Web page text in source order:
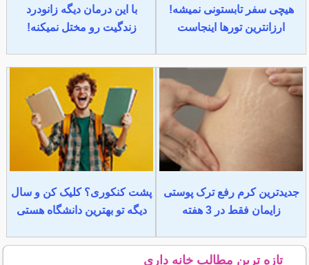
هیچی سفر تابستونی نمیشه!
ارزانترین تورها اینجاست
با این درمان دیگه زانودرد
زندگیت رو مختل نمیکنه!
جدیدترین کرم رفع ترک پوستی
زایمان فقط در 3 هفته
پشت کنکوری؟ کلیک کن و سال
دیگه تو بهترین دانشگاه هستی
تازه ترین مطالب خانه داری